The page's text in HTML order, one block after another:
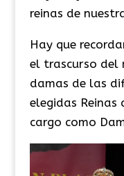
reinas de
Hay que
el trascurso del
damas de las
elegidas Reinas
cargo como